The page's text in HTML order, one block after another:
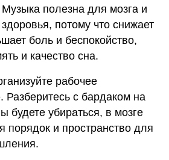
Музыка полезна для мозга и
здоровья, потому что снижает
боль и беспокойство,
и качество сна.
рабочее
Разберитесь с бардаком на
будете убираться, в мозге
порядок и пространство для